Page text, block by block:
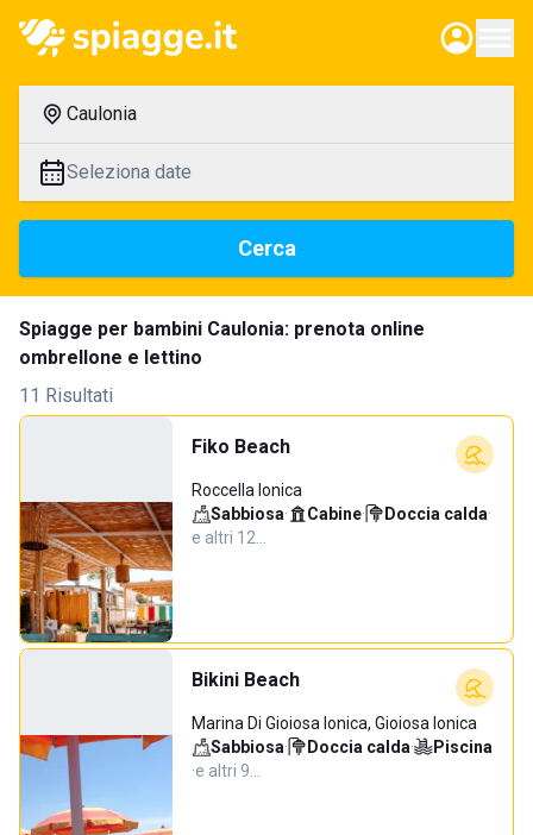
Caulonia
Seleziona date
Cerca
Spiagge per bambini Caulonia: prenota online
ombrellone e lettino
11 Risultati
Fiko Beach
Roccella Ionica
Sabbiosa· Cabine· Doccia calda·
e altri 12…
Bikini Beach
Marina Di Gioiosa Ionica, Gioiosa Ionica
Sabbiosa· Doccia calda·
Piscina
·e altri 9…